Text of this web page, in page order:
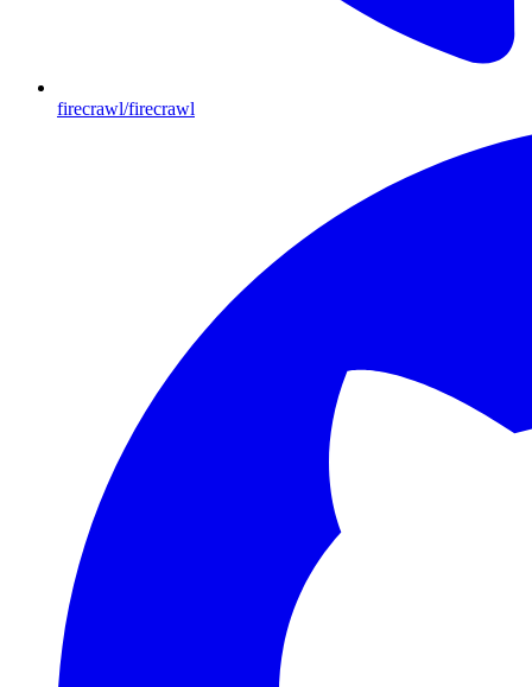
firecrawl/firecrawl